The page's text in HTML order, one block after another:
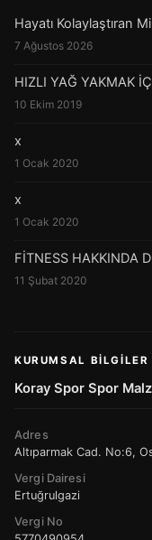
Hayatı Kolaylaştıran
7 Ağustos 2026
HIZLI YAĞ YAKMAK
10 Ekim 2019
x
1 Ocak 2020
x
1 Ocak 2020
FİTNESS HAKKINDA
11 Şubat 2020
KURUMSAL BILGILER
Koray Spor Spor
Adres
Altıparmak Cad. No:6,
Vergi Dairesi
Ertuğrulgazi
Vergi No